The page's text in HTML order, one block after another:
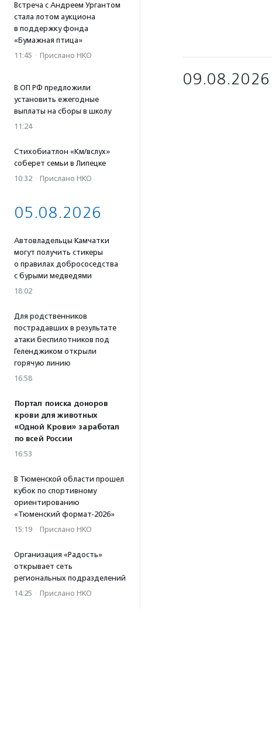
Встреча с Андреем Ургантом
стала лотом аукциона
в поддержку фонда
«Бумажная птица»
11:45 · Прислано НКО
В ОП РФ предложили
установить ежегодные
выплаты на сборы в школу
11:24
Стихобиатлон «Км/вслух»
соберет семьи в Липецке
10:32 · Прислано НКО
05.08.2026
Автовладельцы Камчатки
могут получить стикеры
о правилах добрососедства
с бурыми медведями
18:02
Для родственников
пострадавших в результате
атаки беспилотников под
Геленджиком открыли
горячую линию
16:58
Портал поиска доноров
крови для животных
«Одной Крови» заработал
по всей России
16:53
В Тюменской области прошел
кубок по спортивному
ориентированию
«Тюменский формат-2026»
15:19 · Прислано НКО
Организация «Радость»
открывает сеть
региональных подразделений
14:25 · Прислано НКО
09.08.2026